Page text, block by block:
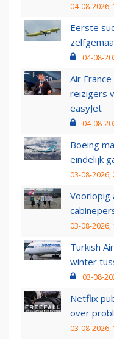
04-08-2026,
Eerste
04-08-
Air
reizigers
easyJet
04-08-
Boeing
eindelijk
03-08-2026,
Voorlopig
03-08-2026,
Turkish
winter
03-08-
Netflix
over
03-08-2026,